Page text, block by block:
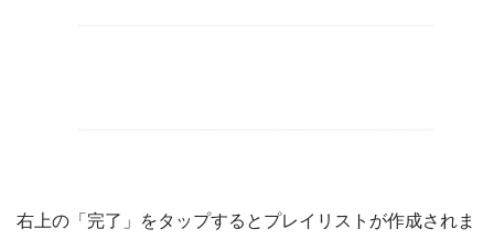
右上の「完了」をタップするとプレイリストが作成されま